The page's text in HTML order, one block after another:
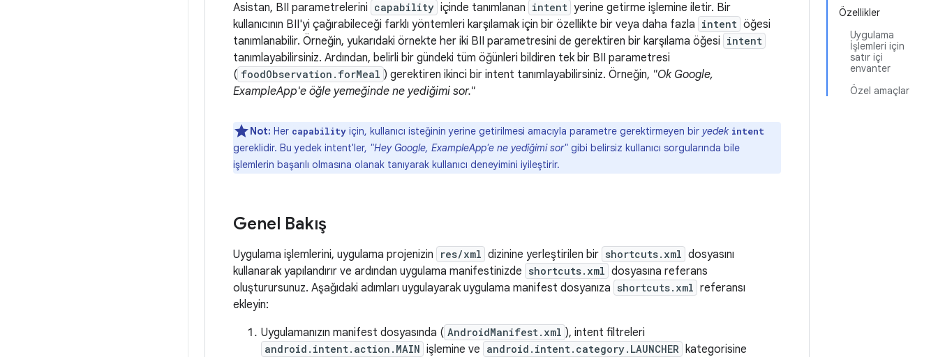
Özellikler
Uygulama
İşlemleri için
satır içi
envanter
Özel amaçlar
Asistan, BII parametrelerini capability içinde tanımlanan intent yerine getirme işlemine iletir. Bir
kullanıcının BII'yi çağırabileceği farklı yöntemleri karşılamak için bir özellikte bir veya daha fazla intent öğesi
tanımlanabilir. Örneğin, yukarıdaki örnekte her iki BII parametresini de gerektiren bir karşılama öğesi intent
tanımlayabilirsiniz. Ardından, belirli bir gündeki tüm öğünleri bildiren tek bir BII parametresi
( foodObservation.forMeal ) gerektiren ikinci bir intent tanımlayabilirsiniz. Örneğin, "Ok Google,
ExampleApp'e öğle yemeğinde ne yediğimi sor."
Not: Her capability için, kullanıcı isteğinin yerine getirilmesi amacıyla parametre gerektirmeyen bir yedek intent
gereklidir. Bu yedek intent'ler, "Hey Google, ExampleApp'e ne yediğimi sor" gibi belirsiz kullanıcı sorgularında bile
işlemlerin başarılı olmasına olanak tanıyarak kullanıcı deneyimini iyileştirir.
Genel Bakış
Uygulama işlemlerini, uygulama projenizin res/xml dizinine yerleştirilen bir shortcuts.xml dosyasını
kullanarak yapılandırır ve ardından uygulama manifestinizde shortcuts.xml dosyasına referans
oluşturursunuz. Aşağıdaki adımları uygulayarak uygulama manifest dosyanıza shortcuts.xml referansı
ekleyin:
Uygulamanızın manifest dosyasında ( AndroidManifest.xml ), intent filtreleri
android.intent.action.MAIN işlemine ve android.intent.category.LAUNCHER kategorisine